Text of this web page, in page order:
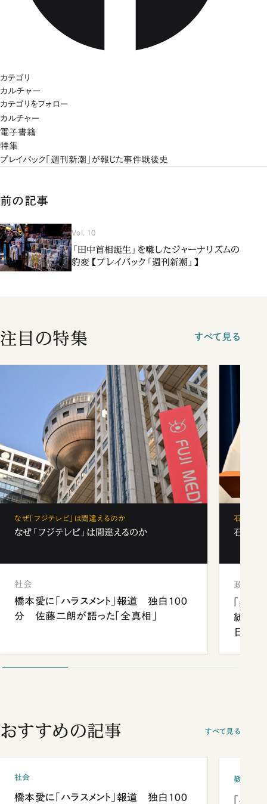
カテゴリ
カルチャー
カテゴリをフォロー
カルチャー
電子書籍
特集
プレイバック「週刊新潮」が報じた事件戦後史
前の記事
Vol. 10
「田中首相誕生」を囃したジャーナリズムの
豹変【プレイバック「週刊新潮」】
注目の特集 すべて見る
なぜ「フジテレビ」は間違えるのか
なぜ「フジテレビ」は間違えるのか
社会
橋本愛に「ハラスメント」報道 独白100
分 佐藤二朗が語った「全真相」
石破茂、
石破茂
政治
「楽し
統領と
日米
おすすめの記事 すべて見る
社会
橋本愛に「ハラスメント」報道 独白100
教育
「早